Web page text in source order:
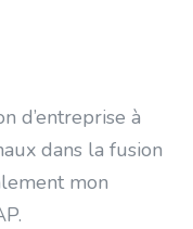
d’entreprise à
dans la fusion
mon